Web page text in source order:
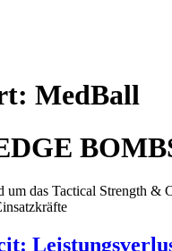
MedBall
um das Tactical Strength &